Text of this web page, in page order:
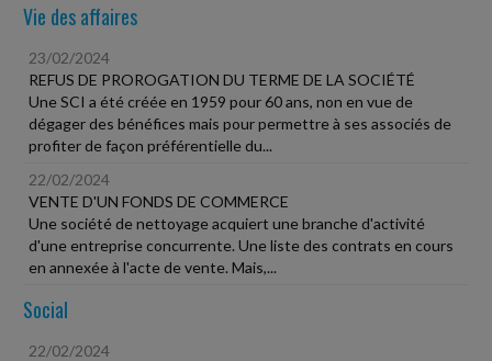
Vie des affaires
23/02/2024
REFUS DE PROROGATION DU TERME DE LA SOCIÉTÉ
Une SCI a été créée en 1959 pour 60 ans, non en vue de
dégager des bénéfices mais pour permettre à ses associés de
profiter de façon préférentielle du...
22/02/2024
VENTE D'UN FONDS DE COMMERCE
Une société de nettoyage acquiert une branche d'activité
d'une entreprise concurrente. Une liste des contrats en cours
en annexée à l'acte de vente. Mais,...
Social
22/02/2024